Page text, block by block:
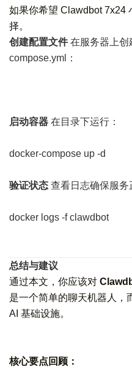
如果你希望 Clawdbot 7x24
择。
创建配置文件在服务器上创
compose.yml：
启动容器 在目录下运行：
docker-compose up -d
验证状态 查看日志确保服务
docker logs -f clawdbot
总结与建议
通过本文，你应该对
是一个简单的聊天机器人，
AI 基础设施。
核心要点回顾：